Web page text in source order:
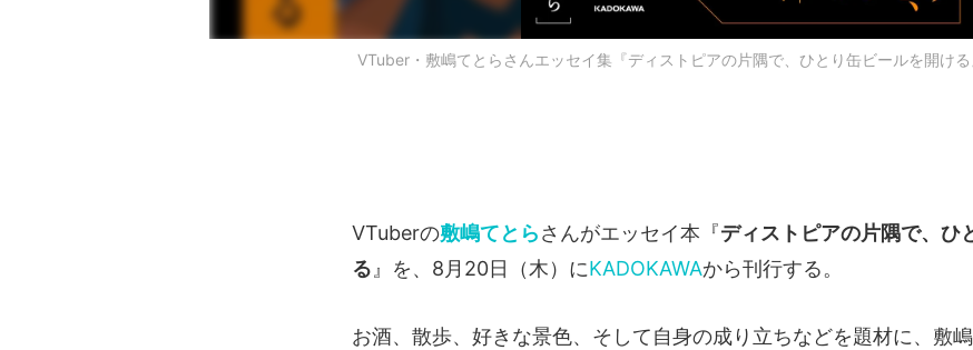
VTuber・敷嶋てとらさんエッセイ集『ディストピアの片隅で、ひとり缶ビールを開け
VTuberの敷嶋てとらさんがエッセイ本『ディストピアの片隅で、ひ
る 』を、8月20日（木）にKADOKAWAから刊行する。
お酒、散歩、好きな景色、そして自身の成り立ちなどを題材に、敷